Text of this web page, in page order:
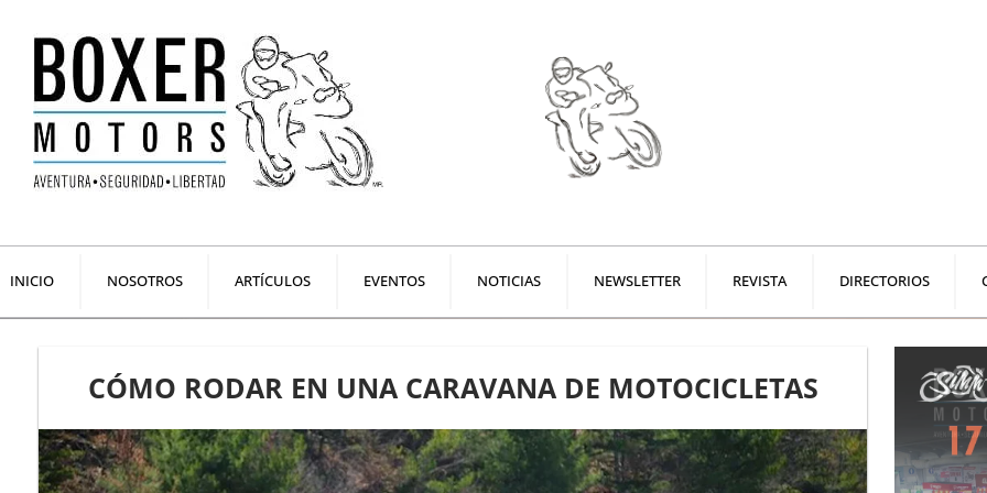
contenido
INICIO NOSOTROS ARTÍCULOS EVENTOS NOTICIAS NEWSLETTER REVISTA DIRECTORIOS
CÓMO RODAR EN UNA CARAVANA DE MOTOCICLETAS